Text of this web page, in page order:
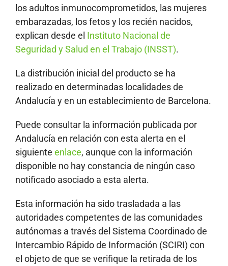
los adultos inmunocomprometidos, las mujeres
embarazadas, los fetos y los recién nacidos,
explican desde el Instituto Nacional de
Seguridad y Salud en el Trabajo (INSST).
La distribución inicial del producto se ha
realizado en determinadas localidades de
Andalucía y en un establecimiento de Barcelona.
Puede consultar la información publicada por
Andalucía en relación con esta alerta en el
siguiente enlace, aunque con la información
disponible no hay constancia de ningún caso
notificado asociado a esta alerta.
Esta información ha sido trasladada a las
autoridades competentes de las comunidades
autónomas a través del Sistema Coordinado de
Intercambio Rápido de Información (SCIRI) con
el objeto de que se verifique la retirada de los